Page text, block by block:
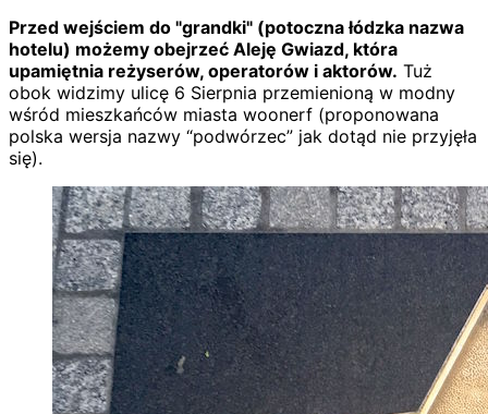
Przed wejściem do "grandki" (potoczna łódzka nazwa
hotelu) możemy obejrzeć Aleję Gwiazd, która
upamiętnia reżyserów, operatorów i aktorów. Tuż
obok widzimy ulicę 6 Sierpnia przemienioną w modny
wśród mieszkańców miasta woonerf (proponowana
polska wersja nazwy “podwórzec” jak dotąd nie przyjęła
się).